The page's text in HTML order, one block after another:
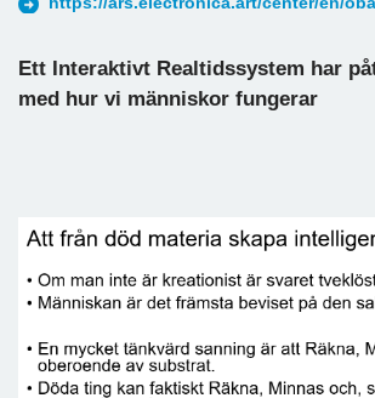
Ett Interaktivt Realtidssystem har
med hur vi människor fungerar